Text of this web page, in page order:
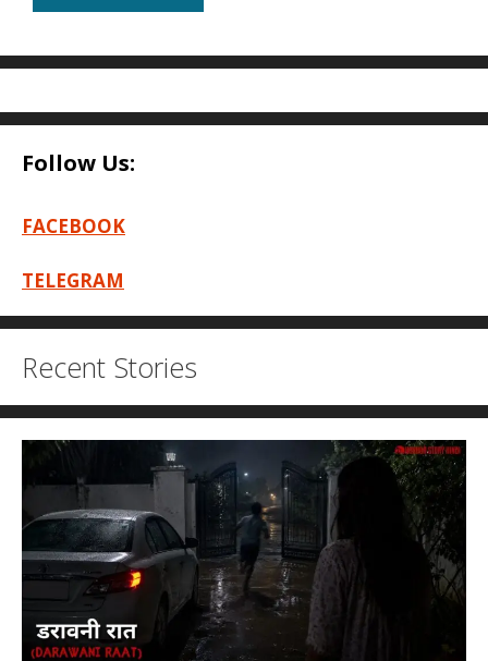
Follow Us:
FACEBOOK
TELEGRAM
Recent Stories